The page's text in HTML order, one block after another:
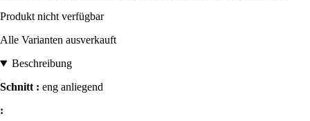
Produkt nicht verfügbar
Alle Varianten ausverkauft
Beschreibung
Schnitt : eng anliegend
: